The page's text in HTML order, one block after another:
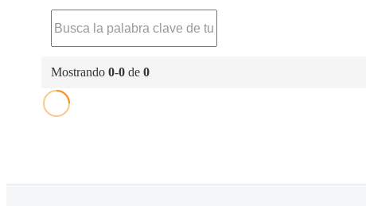
Mostrando 0-0 de 0